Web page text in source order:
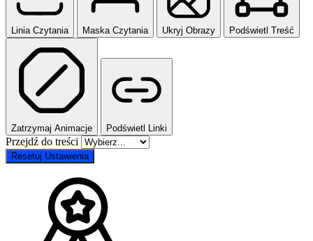
Linia Czytania Maska Czytania Ukryj Obrazy Podświetl Treść
Zatrzymaj Animacje Podświetl Linki
Przejdź do treści
Resetuj Ustawienia